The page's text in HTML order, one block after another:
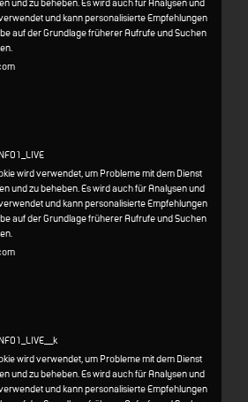
und kann personalisierte Empfehlungen
auf der Grundlage früherer Aufrufe und Suchen
wird verwendet, um Probleme mit dem Dienst
und zu beheben. Es wird auch für Analysen und
und kann personalisierte Empfehlungen
auf der Grundlage früherer Aufrufe und Suchen
wird verwendet, um Probleme mit dem Dienst
und zu beheben. Es wird auch für Analysen und
und kann personalisierte Empfehlungen